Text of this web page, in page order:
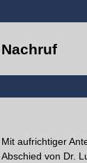
Nachruf
Mit aufrichtiger
Abschied von Dr.